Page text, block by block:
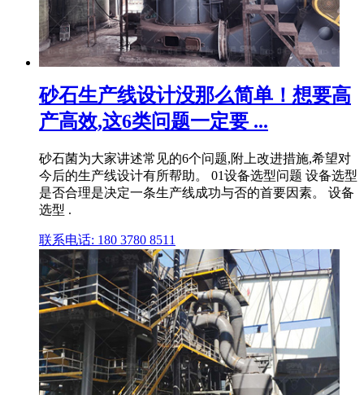
砂石生产线设计没那么简单！想要高
产高效,这6类问题一定要 ...
砂石菌为大家讲述常见的6个问题,附上改进措施,希望对
今后的生产线设计有所帮助。 01设备选型问题 设备选型
是否合理是决定一条生产线成功与否的首要因素。 设备
选型 .
联系电话: 180 3780 8511